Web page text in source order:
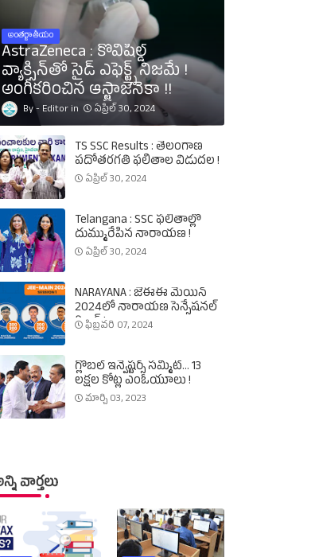
అంతర్జాతీయం
AstraZeneca : కోవిషీల్డ్‌
వ్యాక్సిన్‌తో సైడ్‌ ఎఫెక్ట్స్‌ నిజమే !
అంగీకరించిన ఆస్ట్రాజెనెకా !!
Editor ఏప్రిల్ 30, 2024
TS SSC Results : తెలంగాణ
పదోతరగతి ఫలితాల విడుదల !
ఏప్రిల్ 30, 2024
Telangana : SSC ఫలితాల్లో
దుమ్మురేపిన నారాయణ !
ఏప్రిల్ 30, 2024
NARAYANA : జేఈఈ మెయిన్‌
2024లో నారాయణ సెన్సేషనల్‌
రికార్డ్‌ !
ఫిబ్రవరి 07, 2024
గ్లోబల్‌ ఇన్వెష్టర్స్‌ సమ్మిట్‌... 13
లక్షల కోట్ల ఎంఓయూలు !
మార్చి 03, 2023
వార్తలు